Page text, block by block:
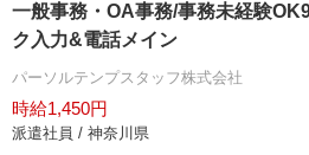
一般事務・OA事務/事務未経験
ク入力&電話メイン
パーソルテンプスタッフ株式会社
時給1,450円
派遣社員 / 神奈川県